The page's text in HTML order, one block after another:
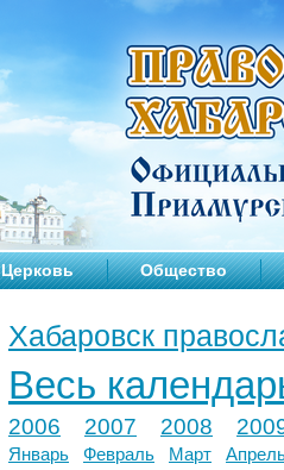
Церковь Общество
Хабаровск
Весь
2006 2007 2008
Январь Февраль Март